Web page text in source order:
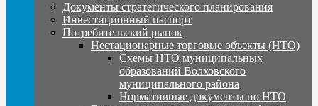
Документы стратегического планирования
Инвестиционный паспорт
Потребительский рынок
Нестационарные торговые объекты (НТО)
Схемы НТО муниципальных
образований Волховского
муниципального района
Нормативные документы по НТО